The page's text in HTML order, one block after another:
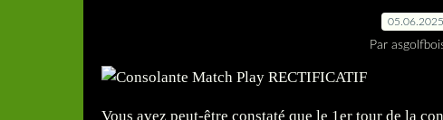
05.06.2025
Par
Vous avez peut-être constaté que le 1er tour de la